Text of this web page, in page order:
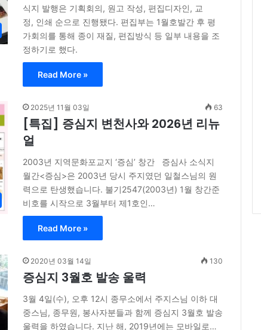
식지 발행은 기획회의, 원고 작성, 편집디자인, 교
정, 인쇄 순으로 진행됐다. 편집부는 1월호발간 후 평
가회의를 통해 종이 재질, 편집방식 등 일부 내용을 조
정하기로 했다.
Read More »
2025년 11월 03일 63
[특집] 증심지 변천사와 2026년 리뉴
얼
2003년 지역문화포교지 ‘증심’ 창간 증심사 소식지
월간<증심>은 2003년 당시 주지였던 일철스님의 원
력으로 탄생했습니다. 불기2547(2003년) 1월 창간준
비호를 시작으로 3월부터 제1호인…
Read More »
2020년 03월 14일 130
증심지 3월호 발송 울력
3월 4일(수), 오후 12시 종무소에서 주지스님 이하 대
중스님, 종무원, 봉사자분들과 함께 증심지 3월호 발송
울력을 하였습니다. 지난 해, 2019년에는 모바일로…